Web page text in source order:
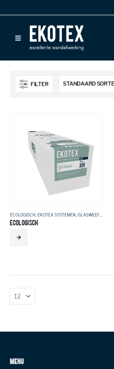
FILTER
ECOLOGISCH EKOTEX SYSTEMEN GLASWEEFSEL
ECOLOGISCH
MENU